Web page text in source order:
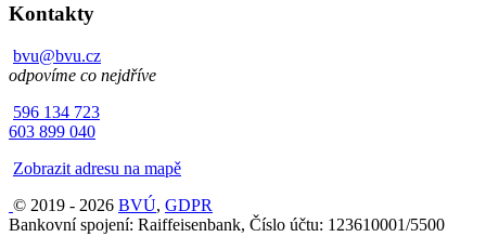
Kontakty
bvu@bvu.cz
odpovíme co nejdříve
596 134 723
603 899 040
Zobrazit adresu na mapě
© 2019 - 2026 BVÚ, GDPR
Bankovní spojení: Raiffeisenbank, Číslo účtu: 123610001/5500